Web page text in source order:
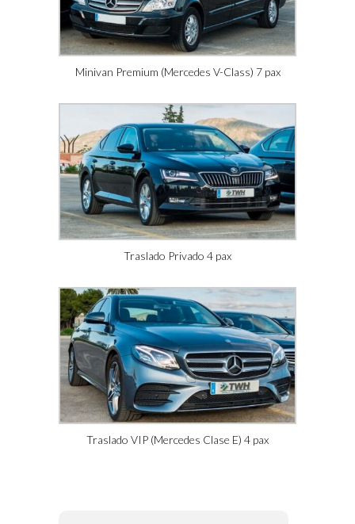
Minivan Premium (Mercedes V-Class) 7 pax
Traslado Privado 4 pax
Traslado VIP (Mercedes Clase E) 4 pax